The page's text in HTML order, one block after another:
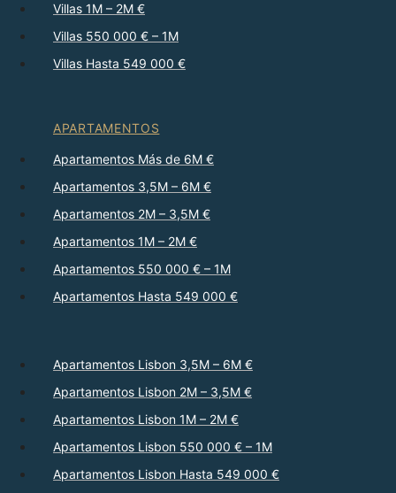
Villas 1M – 2M €
Villas 550 000 € – 1M
Villas Hasta 549 000 €
APARTAMENTOS
Apartamentos Más de 6M €
Apartamentos 3,5M – 6M €
Apartamentos 2M – 3,5M €
Apartamentos 1M – 2M €
Apartamentos 550 000 € – 1M
Apartamentos Hasta 549 000 €
Apartamentos Lisbon 3,5M – 6M €
Apartamentos Lisbon 2M – 3,5M €
Apartamentos Lisbon 1M – 2M €
Apartamentos Lisbon 550 000 € – 1M
Apartamentos Lisbon Hasta 549 000 €